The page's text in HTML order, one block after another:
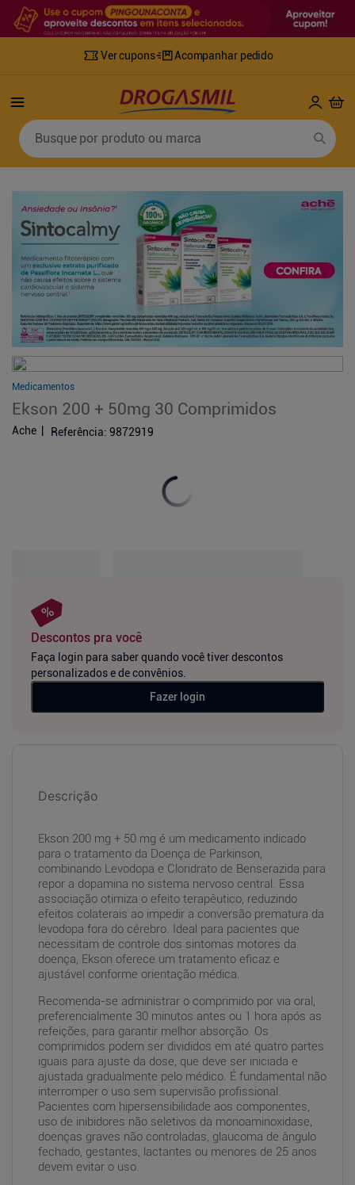
Ver cupons Acompanhar pedido
Busque por produto ou marca
Medicamentos
Ekson 200 + 50mg 30 Comprimidos
Ache Referência: 9872919
Descontos pra você
Faça login para saber quando você tiver descontos
personalizados e de convênios.
Fazer login
Descrição
Ekson 200 mg + 50 mg é um medicamento indicado
para o tratamento da Doença de Parkinson,
combinando Levodopa e Cloridrato de Benserazida para
repor a dopamina no sistema nervoso central. Essa
associação otimiza o efeito terapêutico, reduzindo
efeitos colaterais ao impedir a conversão prematura da
levodopa fora do cérebro. Ideal para pacientes que
necessitam de controle dos sintomas motores da
doença, Ekson oferece um tratamento eficaz e
ajustável conforme orientação médica.
Recomenda-se administrar o comprimido por via oral,
preferencialmente 30 minutos antes ou 1 hora após as
refeições, para garantir melhor absorção. Os
comprimidos podem ser divididos em até quatro partes
iguais para ajuste da dose, que deve ser iniciada e
ajustada gradualmente pelo médico. É fundamental não
interromper o uso sem supervisão profissional.
Pacientes com hipersensibilidade aos componentes,
uso de inibidores não seletivos da monoaminoxidase,
doenças graves não controladas, glaucoma de ângulo
fechado, gestantes, lactantes ou menores de 25 anos
devem evitar o uso.
Termos mais buscados
3º
retinol
4º
fralda geriatrica
5º mounjaro
º
tylenol
9º
fralda xg
10º shampoo